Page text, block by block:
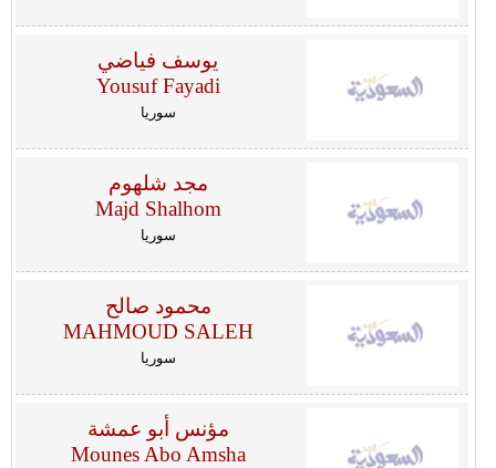
يوسف فياضي
Yousuf Fayadi
سوريا
مجد شلهوم
Majd Shalhom
سوريا
محمود صالح
MAHMOUD SALEH
سوريا
مؤنس أبو عمشة
Mounes Abo Amsha